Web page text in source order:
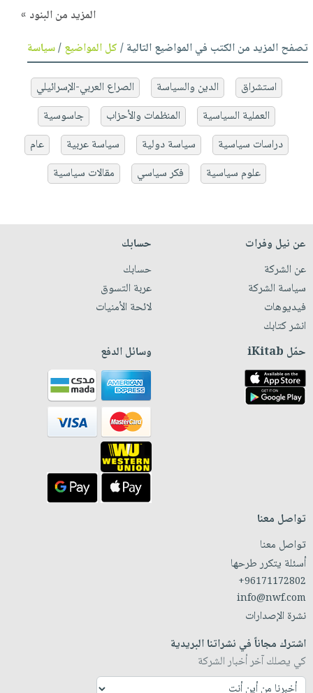
المزيد من البنود »
تصفح المزيد من الكتب في المواضيع التالية /كل المواضيع/سياسة
استشراق الدين والسياسة
الصراع العربي-الإسرائيلي
العملية السياسية
المنظمات والأحزاب
جاسوسية
دراسات سياسية
سياسة دولية سياسة عربية
عام
علوم سياسية
فكر سياسي مقالات سياسية
عن نيل وفرات
عن الشركة
سياسة الشركة
فيديوهات
انشر كتابك
حسابك
حسابك
عربة التسوق
لائحة الأمنيات
حمّل iKitab وسائل الدفع
تواصل معنا
تواصل معنا
أسئلة يتكرر طرحها
+96171172802
info@nwf.com
نشرة الإصدارات
اشترك مجاناً في نشراتنا البريدية
كي يصلك آخر أخبار الشركة